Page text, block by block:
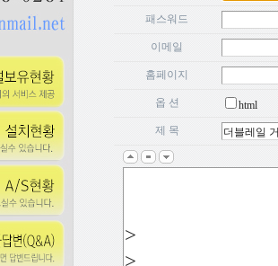
패스워드
이메일
홈페이지
옵 션
html
제 목